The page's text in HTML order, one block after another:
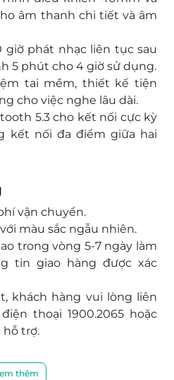
âm thanh chi tiết và âm
giờ phát nhạc liên tục sau
5 phút cho 4 giờ sử dụng.
tai mềm, thiết kế tiện
cho việc nghe lâu dài.
5.3 cho kết nối cực kỳ
kết nối đa điểm giữa hai
vận chuyển.
màu sắc ngẫu nhiên.
trong vòng 5-7 ngày làm
tin giao hàng được xác
khách hàng vui lòng liên
thoại 1900.2065 hoặc
hỗ trợ.
thêm